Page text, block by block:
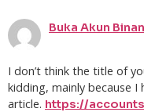
Buka Akun
I don’t think the title of
kidding, mainly because
article. https://